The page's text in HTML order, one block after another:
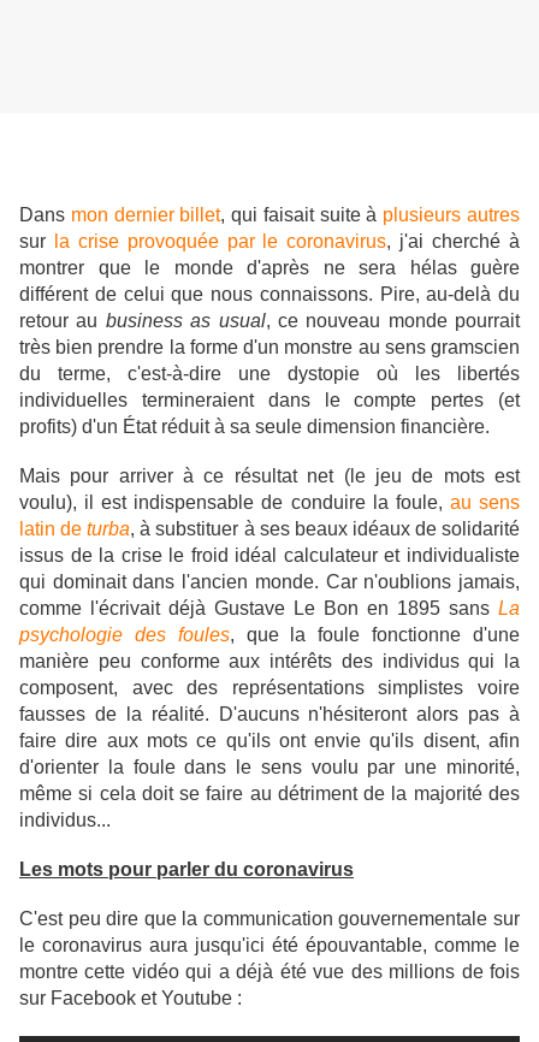
Dans mon dernier billet, qui faisait suite à plusieurs autres
sur
la crise provoquée par le coronavirus, j'ai cherché à
montrer que le monde d'après ne sera hélas guère
différent de celui que nous connaissons. Pire, au-delà du
retour au business as usual, ce nouveau monde pourrait
très bien prendre la forme d'un monstre au sens gramscien
du terme, c'est-à-dire une dystopie où les libertés
individuelles termineraient dans le compte pertes (et
profits) d'un État réduit à sa seule dimension financière.
Mais pour arriver à ce résultat net (le jeu de mots est
voulu), il est indispensable de conduire la foule, au sens
latin deturba, à substituer à ses beaux idéaux de solidarité
issus de la crise le froid idéal calculateur et individualiste
qui dominait dans l'ancien monde. Car n'oublions jamais,
comme l'écrivait déjà Gustave Le Bon en 1895 sans La
psychologie des foules, que la foule fonctionne d'une
manière peu conforme aux intérêts des individus qui la
composent, avec des représentations simplistes voire
fausses de la réalité. D'aucuns n'hésiteront alors pas à
faire dire aux mots ce qu'ils ont envie qu'ils disent, afin
d'orienter la foule dans le sens voulu par une minorité,
même si cela doit se faire au détriment de la majorité des
individus...
Les mots pour parler du coronavirus
C'est peu dire que la communication gouvernementale sur
le coronavirus aura jusqu'ici été épouvantable, comme le
montre cette vidéo qui a déjà été vue des millions de fois
sur Facebook et Youtube :